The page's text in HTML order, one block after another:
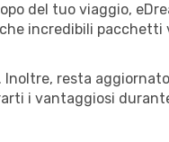
del tuo viaggio,
incredibili pacchetti
Inoltre, resta
i vantaggiosi